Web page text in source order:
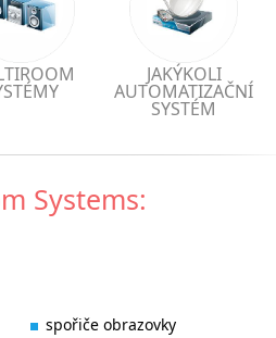
JAKÝKOLI
AUTOMATIZAČNÍ
SYSTÉM
Systems:
spořiče obrazovky